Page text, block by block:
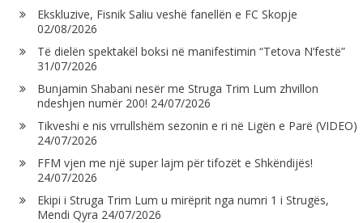
Ekskluzive, Fisnik Saliu veshë fanellën e FC Skopje
02/08/2026
Të dielën spektakël boksi në manifestimin “Tetova N’festë”
31/07/2026
Bunjamin Shabani nesër me Struga Trim Lum zhvillon
ndeshjen numër 200! 24/07/2026
Tikveshi e nis vrrullshëm sezonin e ri në Ligën e Parë (VIDEO)
24/07/2026
FFM vjen me një super lajm për tifozët e Shkëndijës!
24/07/2026
Ekipi i Struga Trim Lum u mirëprit nga numri 1 i Strugës,
Mendi Qyra 24/07/2026